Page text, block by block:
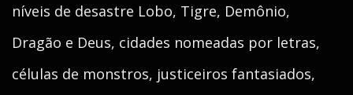
níveis de desastre Lobo, Tigre, Demônio,
Dragão e Deus, cidades nomeadas por letras,
células de monstros, justiceiros fantasiados,